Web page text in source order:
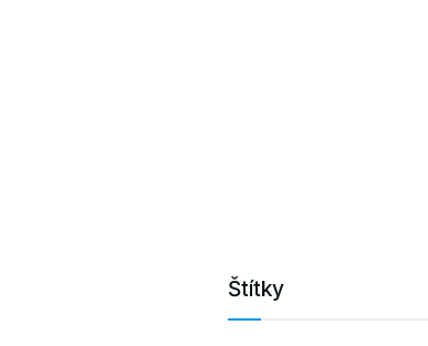
Štítky